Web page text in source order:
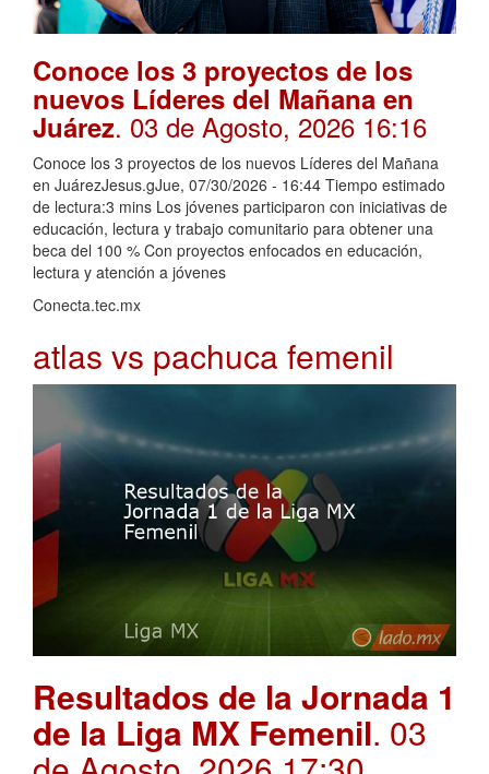
Conoce los 3 proyectos de los
nuevos Líderes del Mañana en
Juárez. 03 de Agosto, 2026 16:16
Conoce los 3 proyectos de los nuevos Líderes del Mañana
en JuárezJesus.gJue, 07/30/2026 - 16:44 Tiempo estimado
de lectura:3 mins Los jóvenes participaron con iniciativas de
educación, lectura y trabajo comunitario para obtener una
beca del 100 % Con proyectos enfocados en educación,
lectura y atención a jóvenes
Conecta.tec.mx
atlas vs pachuca femenil
Resultados de la Jornada 1
de la Liga MX Femenil. 03